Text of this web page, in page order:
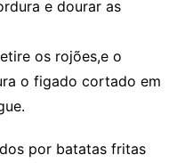
e dourar as
os rojões,e o
o figado cortado em
por batatas fritas